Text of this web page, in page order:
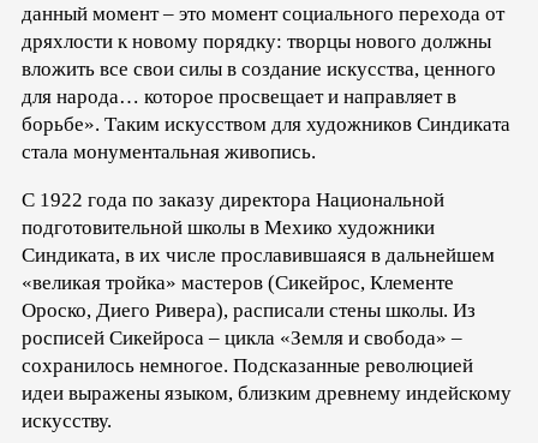
данный момент – это момент социального перехода от
дряхлости к новому порядку: творцы нового должны
вложить все свои силы в создание искусства, ценного
для народа… которое просвещает и направляет в
борьбе». Таким искусством для художников Синдиката
стала монументальная живопись.
С 1922 года по заказу директора Национальной
подготовительной школы в Мехико художники
Синдиката, в их числе прославившаяся в дальнейшем
«великая тройка» мастеров (Сикейрос, Клементе
Ороско, Диего Ривера), расписали стены школы. Из
росписей Сикейроса – цикла «Земля и свобода» –
сохранилось немногое. Подсказанные революцией
идеи выражены языком, близким древнему индейскому
искусству.